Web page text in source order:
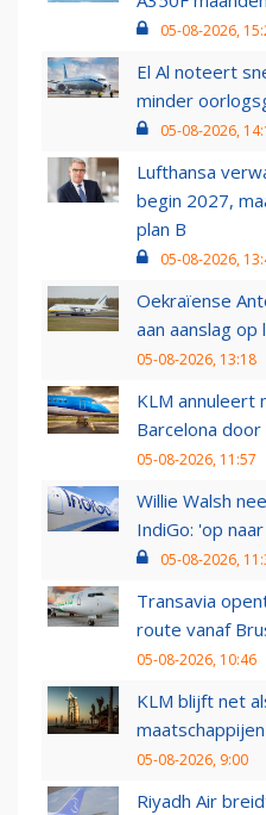
05-08-2026,
El Al noteert
minder
05-08-2026,
Lufthansa
begin 2027,
plan B
05-08-2026,
Oekraïense
aan aanslag op
05-08-2026, 13:18
KLM annuleert
Barcelona
05-08-2026, 11:57
Willie Walsh
IndiGo: 'op
05-08-2026,
Transavia
route vanaf
05-08-2026, 10:46
KLM blijft net
05-08-2026, 9:00
Riyadh Air